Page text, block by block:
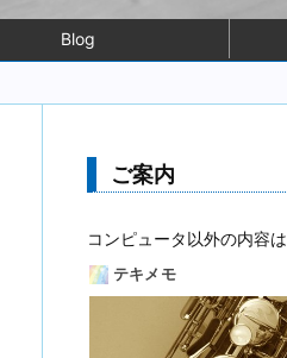
Blog
ご案内
コンピュータ以外の内容は